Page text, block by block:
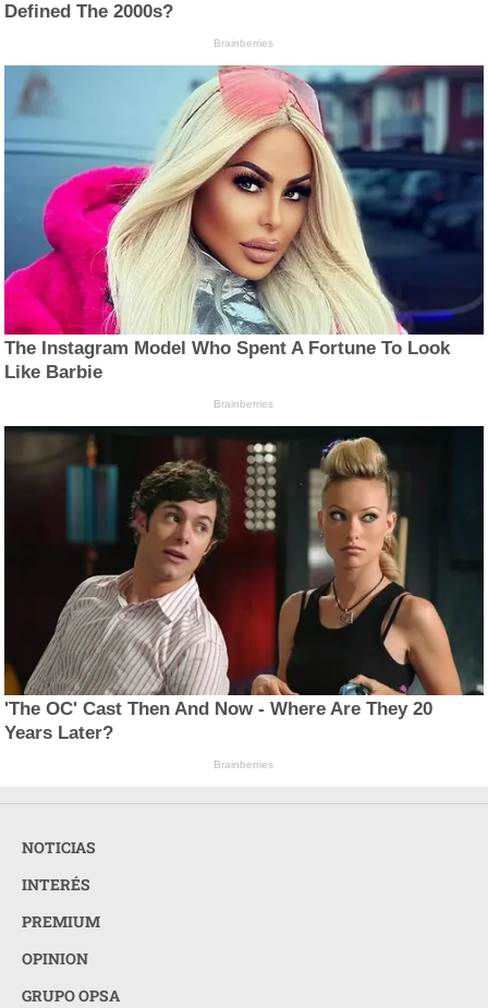
Defined The 2000s?
Brainberries
The Instagram Model Who Spent A Fortune To Look
Like Barbie
Brainberries
'The OC' Cast Then And Now - Where Are They 20
Years Later?
Brainberries
NOTICIAS
INTERÉS
PREMIUM
OPINION
GRUPO OPSA